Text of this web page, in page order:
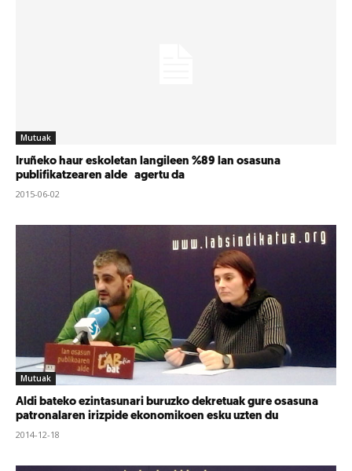
Mutuak
Iruñeko haur eskoletan langileen %89 lan osasuna
publifikatzearen alde agertu da
2015-06-02
Mutuak
Aldi bateko ezintasunari buruzko dekretuak gure osasuna
patronalaren irizpide ekonomikoen esku uzten du
2014-12-18